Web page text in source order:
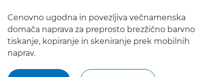
Cenovno ugodna in povezljiva večnamenska
domača naprava za preprosto brezžično barvno
tiskanje, kopiranje in skeniranje prek mobilnih
naprav.